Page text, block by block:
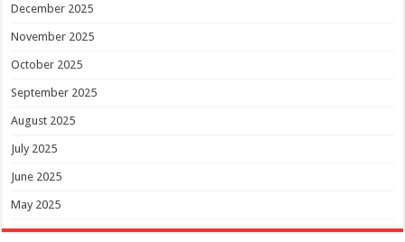
December 2025
November 2025
October 2025
September 2025
August 2025
July 2025
June 2025
May 2025